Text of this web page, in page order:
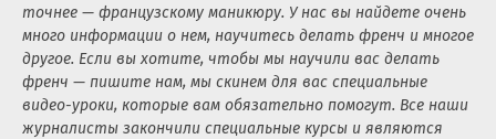
точнее — французскому маникюру. У нас вы найдете очень
много информации о нем, научитесь делать френч и многое
другое. Если вы хотите, чтобы мы научили вас делать
френч — пишите нам, мы скинем для вас специальные
видео-уроки, которые вам обязательно помогут. Все наши
журналисты закончили специальные курсы и являются